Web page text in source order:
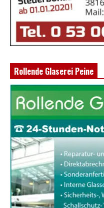
Rollende Glaserei Peine